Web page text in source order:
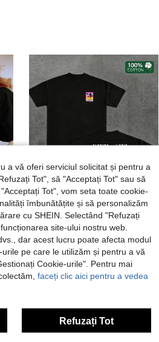
4,60 91
4,60 91
4,60 91
91
tricouri Tricouri pentru bărbați
59,00Lei
a vă oferi serviciul solicitat și pentru a
Tot", să "Acceptați Tot" sau să
Tot", vom seta toate cookie-
îmbunătățite și să personalizăm
cu SHEIN. Selectând "Refuzați
site-ului nostru web.
dar acest lucru poate afecta modul
pe care le utilizăm și pentru a vă
Cookie-urile". Pentru mai
faceți clic aici pentru a vedea
Refuzați Tot